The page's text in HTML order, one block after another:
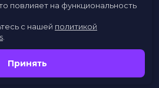
повлияет на функциональность
с нашей политикой
Принять